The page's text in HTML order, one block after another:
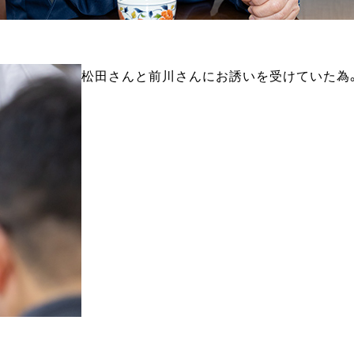
松田さんと前川さんにお誘いを受けていた為